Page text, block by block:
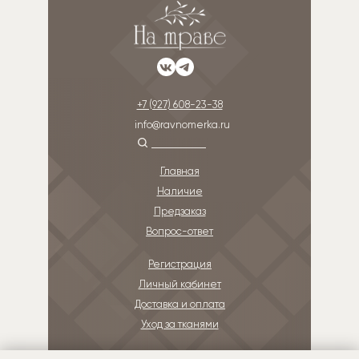
+7 (927) 608-23-38
info@ravnomerka.ru
Главная
Наличие
Вопрос-ответ
Предзаказ
Личный кабинет
Регистрация
Уход за тканями
Доставка и оплата